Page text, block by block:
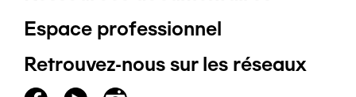
de
page
Espace professionnel
Retrouvez-nous sur les réseaux